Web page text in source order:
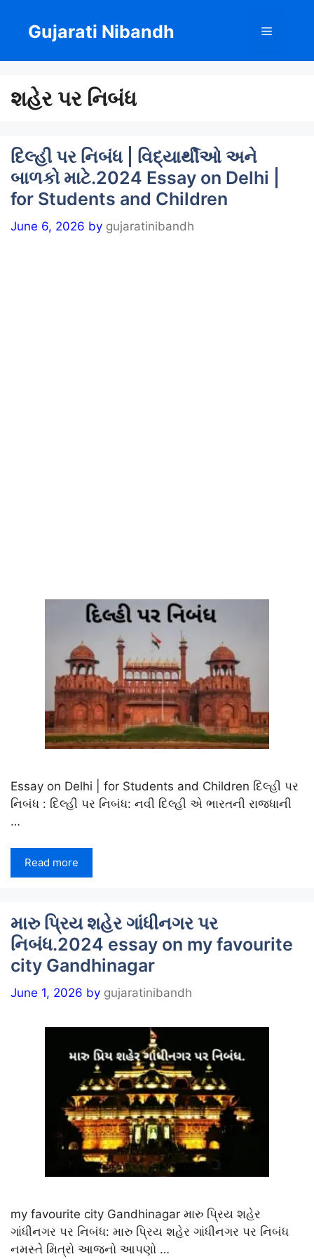
content
Gujarati Nibandh Menu
શહેર પર નિબંધ
દિલ્હી પર નિબંધ | વિદ્યાર્થીઓ અને
બાળકો માટે.2024 Essay on Delhi |
for Students and Children
June 6, 2026 by gujaratinibandh
Essay on Delhi | for Students and Children દિલ્હી પર
નિબંધ : દિલ્હી પર નિબંધ: નવી દિલ્હી એ ભારતની રાજધાની
…
Read more
મારુ પ્રિય શહેર ગાંધીનગર પર
નિબંધ.2024 essay on my favourite
city Gandhinagar
June 1, 2026 by gujaratinibandh
my favourite city Gandhinagar મારુ પ્રિય શહેર
ગાંધીનગર પર નિબંધ: મારુ પ્રિય શહેર ગાંધીનગર પર નિબંધ
નમસ્તે મિત્રો આજનો આપણો …